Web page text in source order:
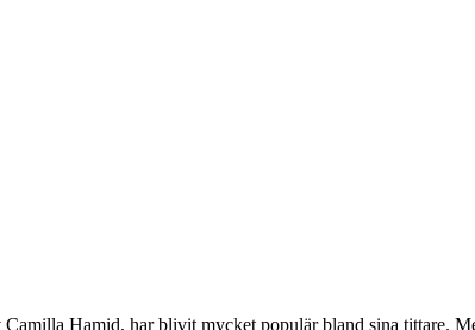
Hamid, har blivit mycket populär bland sina tittare.